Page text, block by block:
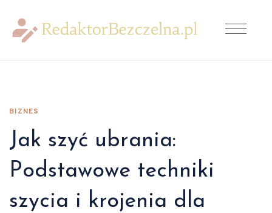
BIZNES
Jak szyć ubrania:
Podstawowe techniki
szycia i krojenia dla